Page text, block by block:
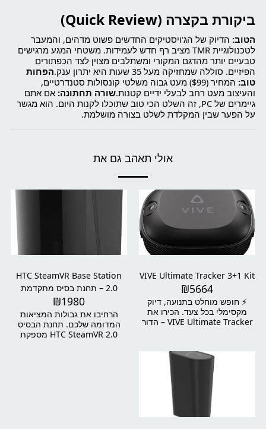
ביקורת בקצרה (Quick Review)
הטוב: הדיוק של הג'ויסטיקים החדשים פשוט מדהים, והמעבר
לטכנולוגיית TMR מציב רף חדש לעמידות. משטחי המגע מרגישים
טבעיים יותר מהדגם המקורי ומשתלבים מצוין לצד הכפתורים
הפיזיים. סוללה שמחזיקה מעל 35 שעות היא יתרון ענק.
הפחות
טוב:
המחיר ($99) מעט גבוה משלטי קונסולות סטנדרטיים,
והעיצוב מעט רחב לבעלי ידיים קטנות.שורה תחתונה: אם אתם
גיימרים של PC, זה השלט הכי טוב שתוכלו לקנות היום. הוא מגשר
על הפער שבין המקלדת לשלט בצורה מושלמת.
אולי תאהב גם את
VIVE Ultimate Tracker 3+1 Kit
₪5664
⚡ חופש מוחלט בתנועה, דיוק
מקסימלי בכל צעד. הכירו את
VIVE Ultimate Tracker – הדור
שמשתמש בבינה מלאכותית
ובמצלמות רחבות-זווית כדי
לתרגם כל תנועה אמיתית שלכם
לתנועה מדויקת בעולם
הווירטואלי – בלי תחנות בסיס
ובלי כבלים. בין אם אתם רוקדים,
מתאמנים, משחקים או מצלמים
HTC SteamVR Base Station
2.0 – תחנת בסיס מתקדמת
למציאות מדומה
₪1980
הרחיבו את גבולות המציאות
המדומה שלכם. תחנת הבסיס
HTC SteamVR 2.0 מספקת